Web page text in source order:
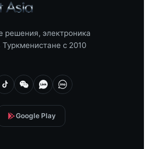
решения, электроника
с 2010
Google Play